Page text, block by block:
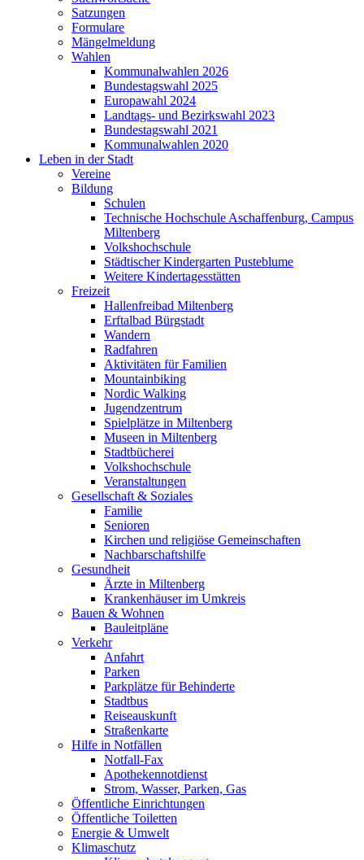
Satzungen
Formulare
Mängelmeldung
Wahlen
Kommunalwahlen 2026
Bundestagswahl 2025
Europawahl 2024
Landtags- und Bezirkswahl 2023
Bundestagswahl 2021
Kommunalwahlen 2020
Leben in der Stadt
Vereine
Bildung
Schulen
Technische Hochschule Aschaffenburg, Campus
Miltenberg
Volkshochschule
Städtischer Kindergarten Pusteblume
Weitere Kindertagesstätten
Freizeit
Hallenfreibad Miltenberg
Erftalbad Bürgstadt
Wandern
Radfahren
Aktivitäten für Familien
Mountainbiking
Nordic Walking
Jugendzentrum
Spielplätze in Miltenberg
Museen in Miltenberg
Stadtbücherei
Volkshochschule
Veranstaltungen
Gesellschaft & Soziales
Familie
Senioren
Kirchen und religiöse Gemeinschaften
Nachbarschaftshilfe
Gesundheit
Ärzte in Miltenberg
Krankenhäuser im Umkreis
Bauen & Wohnen
Bauleitpläne
Verkehr
Anfahrt
Parken
Parkplätze für Behinderte
Stadtbus
Reiseauskunft
Straßenkarte
Hilfe in Notfällen
Notfall-Fax
Apothekennotdienst
Strom, Wasser, Parken, Gas
Öffentliche Einrichtungen
Öffentliche Toiletten
Energie & Umwelt
Klimaschutz